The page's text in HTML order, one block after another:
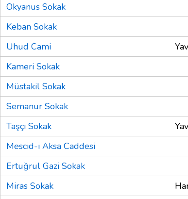
Okyanus Sokak
Keban Sokak
Uhud Cami
Kameri Sokak
Müstakil Sokak
Semanur Sokak
Taşçı Sokak
Mescid-i Aksa Caddesi
Ertuğrul Gazi Sokak
Miras Sokak